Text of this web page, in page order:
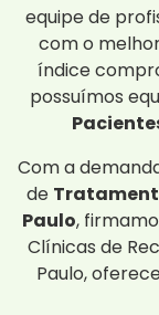
equipe de
com o
índice
possuímos
Com a
de
Paulo,
Clínicas de
Paulo,